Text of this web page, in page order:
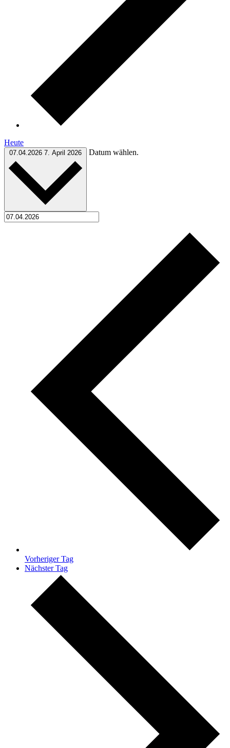
Heute
07.04.2026 7. April 2026 Datum wählen.
Vorheriger Tag
Nächster Tag